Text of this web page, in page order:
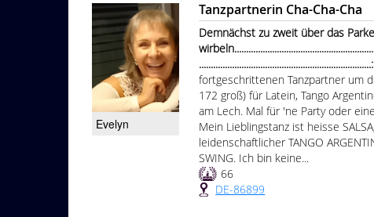
Evelyn
Tanzpartnerin Cha-Cha-Cha
Demnächst zu zweit über das
.........................................................................:
fortgeschrittenen Tanzpartner um
172 groß) für Latein, Tango
am Lech. Mal für 'ne Party oder
Mein Lieblingstanz ist heisse
leidenschaftlicher TANGO
SWING. Ich bin keine...
66
DE-86899